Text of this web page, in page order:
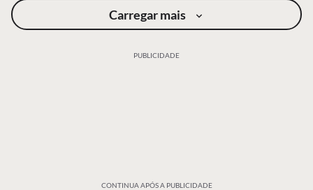
Carregar mais
PUBLICIDADE
CONTINUA APÓS A PUBLICIDADE